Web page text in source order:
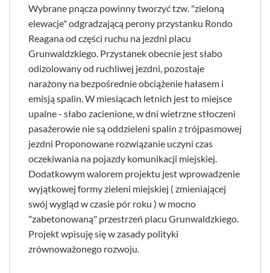
Wybrane pnącza powinny tworzyć tzw. "zieloną
elewacje" odgradzającą perony przystanku Rondo
Reagana od części ruchu na jezdni placu
Grunwaldzkiego. Przystanek obecnie jest słabo
odizolowany od ruchliwej jezdni, pozostaje
narażony na bezpośrednie obciążenie hałasem i
emisją spalin. W miesiącach letnich jest to miejsce
upalne - słabo zacienione, w dni wietrzne stłoczeni
pasażerowie nie są oddzieleni spalin z trójpasmowej
jezdni Proponowane rozwiązanie uczyni czas
oczekiwania na pojazdy komunikacji miejskiej.
Dodatkowym walorem projektu jest wprowadzenie
wyjątkowej formy zieleni miejskiej ( zmieniającej
swój wygląd w czasie pór roku ) w mocno
"zabetonowaną" przestrzeń placu Grunwaldzkiego.
Projekt wpisuję się w zasady polityki
zrównoważonego rozwoju.